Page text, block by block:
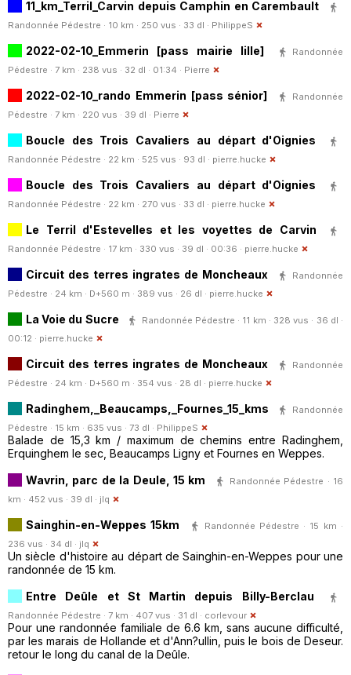
11_km_Terril_Carvin depuis Camphin en Carembault
Randonnée Pédestre · 10 km · 250 vus · 33 dl · PhilippeS
2022-02-10_Emmerin [pass mairie lille]
Randonnée
Pédestre · 7 km · 238 vus · 32 dl · 01:34 · Pierre
2022-02-10_rando Emmerin [pass sénior]
Randonnée
Pédestre · 7 km · 220 vus · 39 dl · Pierre
Boucle des Trois Cavaliers au départ d'Oignies
Randonnée Pédestre · 22 km · 525 vus · 93 dl · pierre.hucke
Boucle des Trois Cavaliers au départ d'Oignies
Randonnée Pédestre · 22 km · 270 vus · 33 dl · pierre.hucke
Le Terril d'Estevelles et les voyettes de Carvin
Randonnée Pédestre · 17 km · 330 vus · 39 dl · 00:36 · pierre.hucke
Circuit des terres ingrates de Moncheaux
Randonnée
Pédestre · 24 km · D+560 m · 389 vus · 26 dl · pierre.hucke
La Voie du Sucre
Randonnée Pédestre · 11 km · 328 vus · 36 dl ·
00:12 · pierre.hucke
Circuit des terres ingrates de Moncheaux
Randonnée
Pédestre · 24 km · D+560 m · 354 vus · 28 dl · pierre.hucke
Radinghem,_Beaucamps,_Fournes_15_kms
Randonnée
Pédestre · 15 km · 635 vus · 73 dl · PhilippeS
Balade de 15,3 km / maximum de chemins entre Radinghem,
Erquinghem le sec, Beaucamps Ligny et Fournes en Weppes.
Wavrin, parc de la Deule, 15 km
Randonnée Pédestre · 16
km · 452 vus · 39 dl · jlq
Sainghin-en-Weppes 15km
Randonnée Pédestre · 15 km ·
236 vus · 34 dl · jlq
Un siècle d'histoire au départ de Sainghin-en-Weppes pour une
randonnée de 15 km.
Entre Deûle et St Martin depuis Billy-Berclau
Randonnée Pédestre · 7 km · 407 vus · 31 dl · corlevour
Pour une randonnée familiale de 6.6 km, sans aucune difficulté,
par les marais de Hollande et d'Ann?ullin, puis le bois de Deseur.
retour le long du canal de la Deûle.